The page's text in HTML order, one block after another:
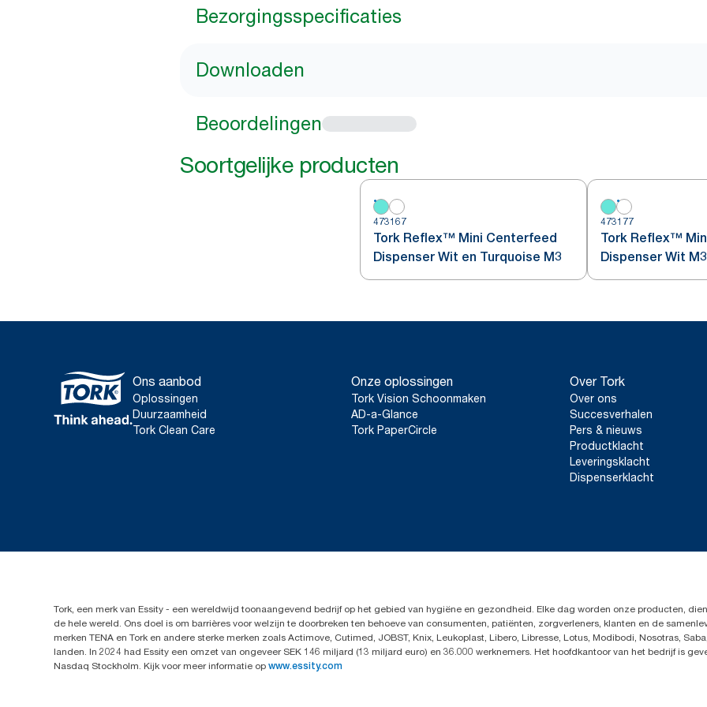
Bezorgingsspecificaties
Downloaden
Beoordelingen
Soortgelijke producten
473167
Tork Reflex™ Mini Centerfeed
Dispenser Wit en Turquoise M3
473177
Tork Reflex™
Dispenser Wit M3
Ons aanbod
Oplossingen
Duurzaamheid
Tork Clean Care
Onze oplossingen
Tork Vision Schoonmaken
AD-a-Glance
Tork PaperCircle
Over Tork
Over ons
Succesverhalen
Pers & nieuws
Productklacht
Leveringsklacht
Dispenserklacht
Tork, een merk van Essity - een wereldwijd toonaangevend bedrijf op het gebied van hygiëne en gezondheid. Elke dag worden onze producten,
de hele wereld. Ons doel is om barrières voor welzijn te doorbreken ten behoeve van consumenten, patiënten, zorgverleners, klanten en de
merken TENA en Tork en andere sterke merken zoals Actimove, Cutimed, JOBST, Knix, Leukoplast, Libero, Libresse, Lotus, Modibodi, Nosotras,
landen. In 2024 had Essity een omzet van ongeveer SEK 146 miljard (13 miljard euro) en 36.000 werknemers. Het hoofdkantoor van het bedrijf is
Nasdaq Stockholm. Kijk voor meer informatie op www.essity.com